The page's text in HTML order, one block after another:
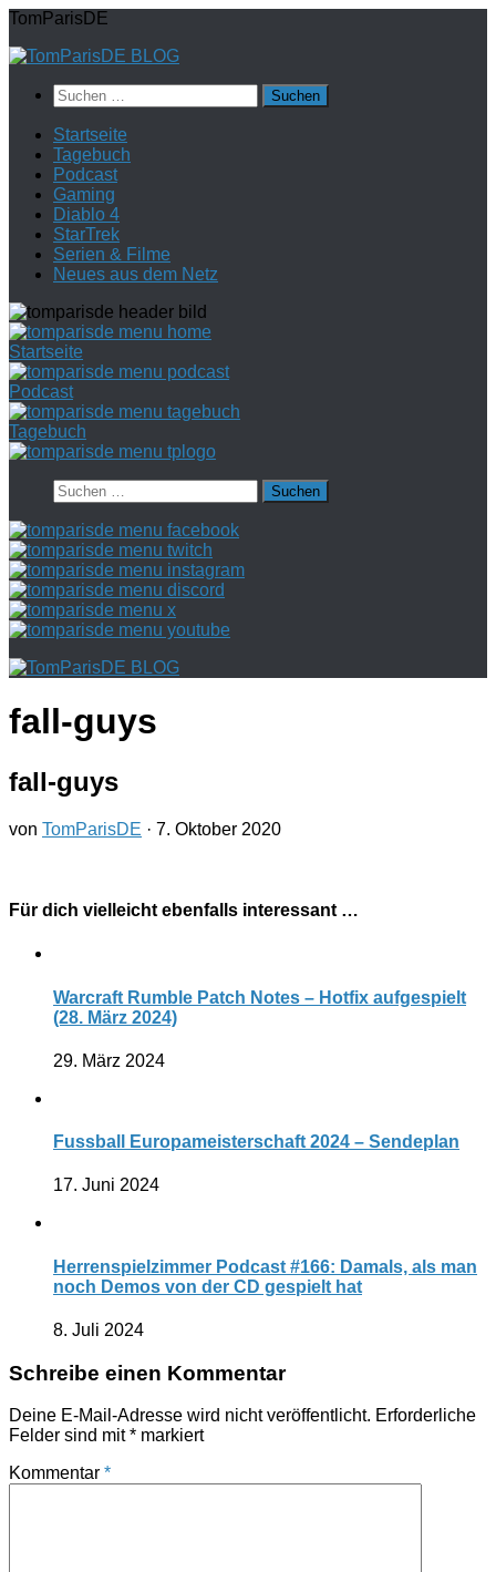
Zum
springen
TomParisDE
Suchen
nach:
Startseite
Tagebuch
Podcast
Gaming
Diablo 4
StarTrek
Serien & Filme
Neues aus dem Netz
Startseite
Podcast
Tagebuch
Suchen
nach:
fall-guys
fall-guys
von TomParisDE · 7. Oktober 2020
Für dich vielleicht ebenfalls interessant …
Warcraft Rumble Patch Notes – Hotfix aufgespielt
(28. März 2024)
29. März 2024
Fussball Europameisterschaft 2024 – Sendeplan
17. Juni 2024
Herrenspielzimmer Podcast #166: Damals, als man
noch Demos von der CD gespielt hat
8. Juli 2024
Schreibe einen Kommentar
Deine E-Mail-Adresse wird nicht veröffentlicht. Erforderliche
Felder sind mit* markiert
Kommentar *